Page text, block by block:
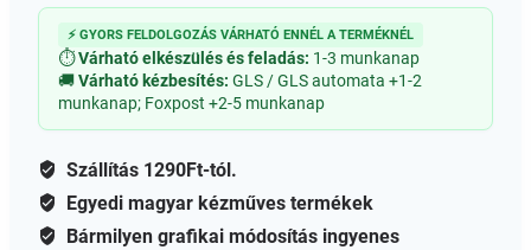
25mm
mennyiség
⚡ GYORS FELDOLGOZÁS VÁRHATÓ ENNÉL A TERMÉKNÉL
⏱Várható elkészülés és feladás: 1-3 munkanap
🚚Várható kézbesítés: GLS / GLS automata +1-2
munkanap; Foxpost +2-5 munkanap
Szállítás 1290Ft-tól.
Egyedi magyar kézműves termékek
Bármilyen grafikai módosítás ingyenes